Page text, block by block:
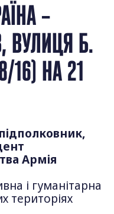
–
ВУЛИЦЯ Б.
НА 21
Армія
і гуманітарна
територіях